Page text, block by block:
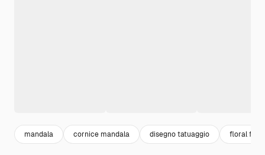
mandala cornice mandala disegno tatuaggio floral